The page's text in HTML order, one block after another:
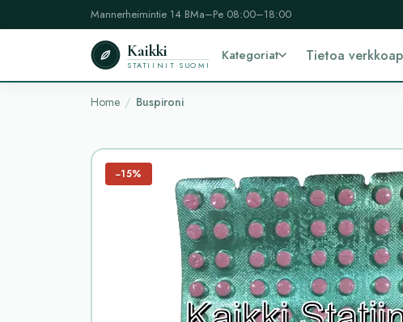
Mannerheimintie 14 BMa–Pe 08:00–18:00
Kaikki
STATIINIT SUOMI
Kategoriat Tietoa
Home Buspironi
−15%